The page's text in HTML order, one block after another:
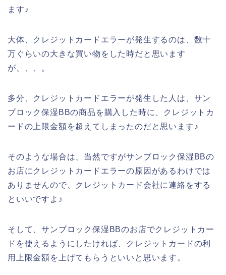
ます♪
大体、クレジットカードエラーが発生するのは、数十
万ぐらいの大きな買い物をした時だと思います
が、、、。
多分、クレジットカードエラーが発生した人は、サン
ブロック保湿BBの商品を購入した時に、クレジットカ
ードの上限金額を超えてしまったのだと思います♪
そのような場合は、当然ですがサンブロック保湿BBの
お店にクレジットカードエラーの原因があるわけでは
ありませんので、クレジットカード会社に連絡をする
といいですよ♪
そして、サンブロック保湿BBのお店でクレジットカー
ドを使えるようにしたければ、クレジットカードの利
用上限金額を上げてもらうといいと思います。